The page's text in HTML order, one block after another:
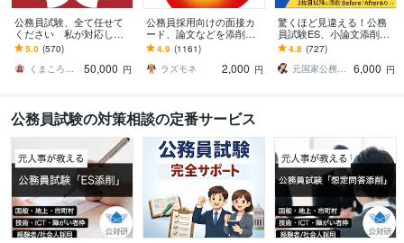
公務員試験、全て任せて
ください 私が対応しま
す （提出書類内容、面接
発言内容、私に全て任せ
てください）
5.0 (570)
くまころころ
50,000 円
公務員採用向けの面接カ
ード、論文などを添削し
ます 公務員の採用担当・
面接官だった経験を生か
した厳しい添削です。
4.9 (1161)
ラズモネ
2,000 円
驚くほど見違える！公務
員試験ES、小論文添削し
ます 【元人事が添削】面
接カード・エントリシー
トもOK!
4.8 (727)
元国家公務員mihiro
6,000 円
公務員試験の対策相談の定番サービス